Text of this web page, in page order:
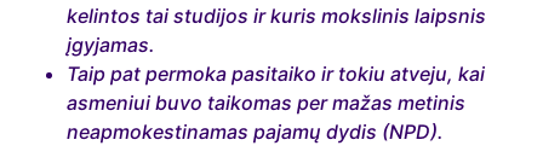
kelintos tai studijos ir kuris mokslinis laipsnis
įgyjamas.
Taip pat permoka pasitaiko ir tokiu atveju, kai
asmeniui buvo taikomas per mažas metinis
neapmokestinamas pajamų dydis (NPD).